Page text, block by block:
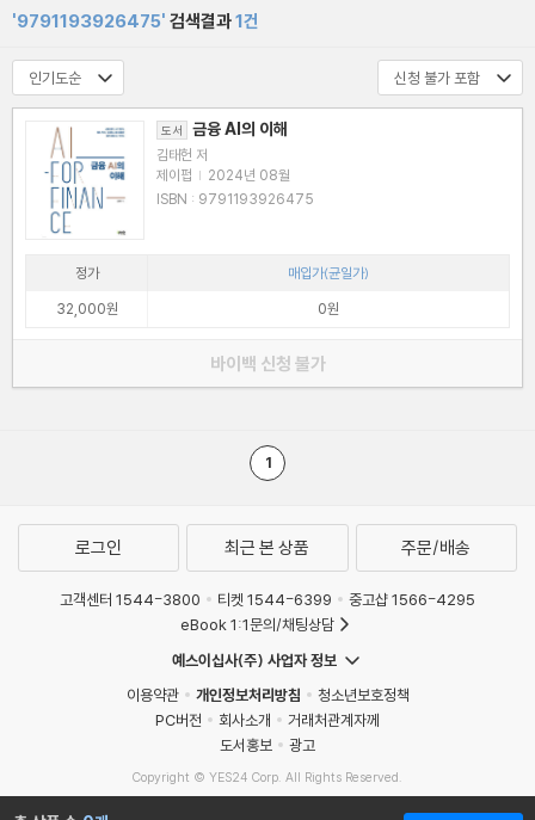
'9791193926475' 검색결과1건
도서 금융 AI의 이해
김태헌 저
제이펍 | 2024년 08월
ISBN : 9791193926475
정가
매입가(균일가)
32,000원
0원
바이백 신청 불가
1
로그인 최근 본 상품 주문/배송
고객센터 1544-3800 티켓 1544-6399
중고샵 1566-4295
eBook 1:1문의/채팅상담
예스이십사(주) 사업자 정보
이용약관
개인정보처리방침
청소년보호정책
PC버전
회사소개
거래처관계자께
도서홍보
광고
Copyright © YES24 Corp. All Rights Reserved.
MATOM10